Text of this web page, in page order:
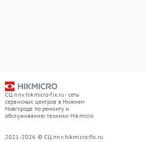
СЦ nnv.hikmicro-fix.ru - сеть
сервисных центров в Нижнем
Новгороде по ремонту и
обслуживанию техники Hikmicro
2021-2026 © СЦ nnv.hikmicro-fix.ru